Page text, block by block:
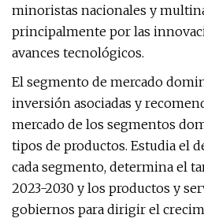
minoristas nacionales y
principalmente por las
avances tecnológicos.
El segmento de mercado
inversión asociadas y
mercado de los segmentos
tipos de productos. Estudia el
cada segmento, determina el
2023-2030 y los productos y
gobiernos para dirigir el